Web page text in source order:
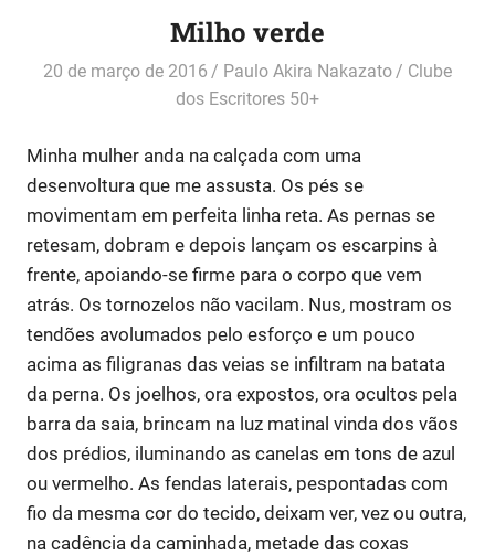
Milho verde
20 de março de 2016 Paulo Akira Nakazato
Clube
dos Escritores 50+
Minha mulher anda na calçada com uma
desenvoltura que me assusta. Os pés se
movimentam em perfeita linha reta. As pernas se
retesam, dobram e depois lançam os escarpins à
frente, apoiando-se firme para o corpo que vem
atrás. Os tornozelos não vacilam. Nus, mostram os
tendões avolumados pelo esforço e um pouco
acima as filigranas das veias se infiltram na batata
da perna. Os joelhos, ora expostos, ora ocultos pela
barra da saia, brincam na luz matinal vinda dos vãos
dos prédios, iluminando as canelas em tons de azul
ou vermelho. As fendas laterais, pespontadas com
fio da mesma cor do tecido, deixam ver, vez ou outra,
na cadência da caminhada, metade das coxas